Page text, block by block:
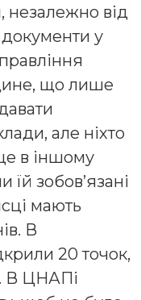
незалежно від
у
що лише
але ніхто
в іншому
зобов’язані
мають
В
20 точок,
В ЦНАПі